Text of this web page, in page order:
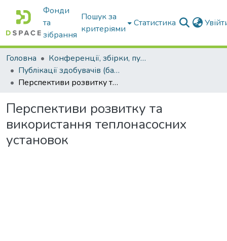
Фонди
та
зібрання
Пошук за
критеріями
Статистика
Головна
Конференції, збірки, публікації молодих вчених і здобувачів : магістрів, бакалаврів, аспірантів.
Публікації здобувачів (бакалаврів. магістрів, аспірантів)
Перспективи розвитку та використання теплонасосних установок
Перспективи розвитку та
використання теплонасосних
установок